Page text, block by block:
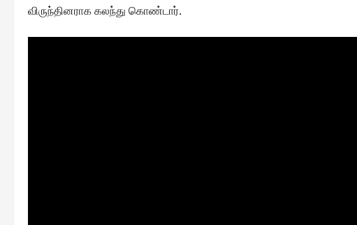
விருந்தினராக கலந்து கொண்டார்.